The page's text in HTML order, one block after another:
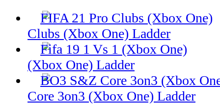
Clubs (Xbox One) Ladder
(Xbox One) Ladder
Core 3on3 (Xbox One) Ladder